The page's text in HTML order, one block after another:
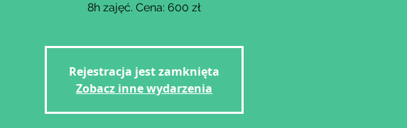
8h zajęć. Cena: 600 zł
Rejestracja jest zamknięta
Zobacz inne wydarzenia